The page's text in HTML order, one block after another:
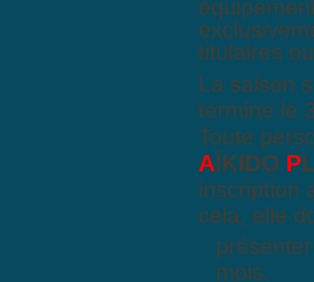
titulaires
La saison
termine le
Toute
AÏKIDO P
inscription
cela, elle
mois,